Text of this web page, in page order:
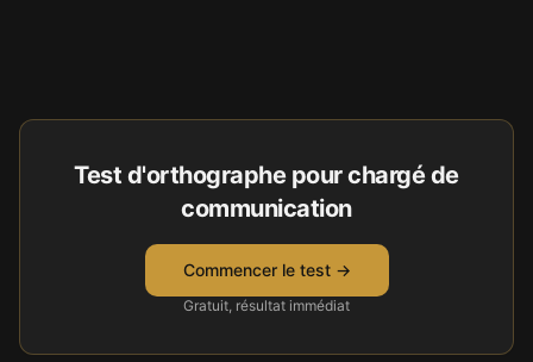
Test d'orthographe pourchargé de
communication
Commencer le test →
Gratuit, résultat immédiat